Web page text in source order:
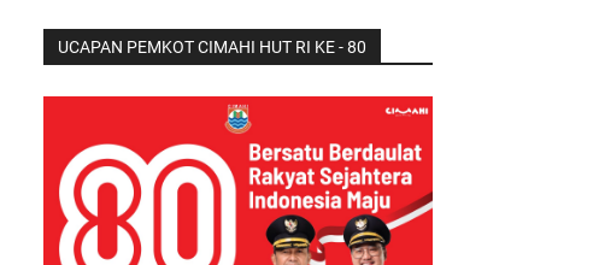
UCAPAN PEMKOT CIMAHI HUT RI KE - 80